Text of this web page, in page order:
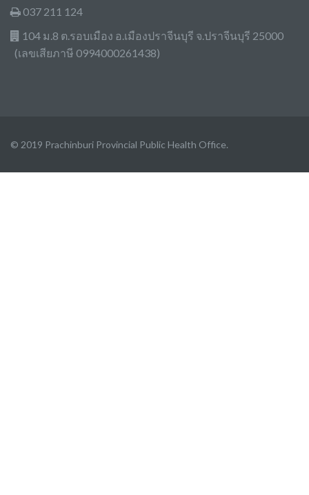
037 211 124
104 ม.8 ต.รอบเมือง อ.เมืองปราจีนบุรี จ.ปราจีนบุรี 25000
(เลขเสียภาษี 0994000261438)
© 2019 Prachinburi Provincial Public Health Office.